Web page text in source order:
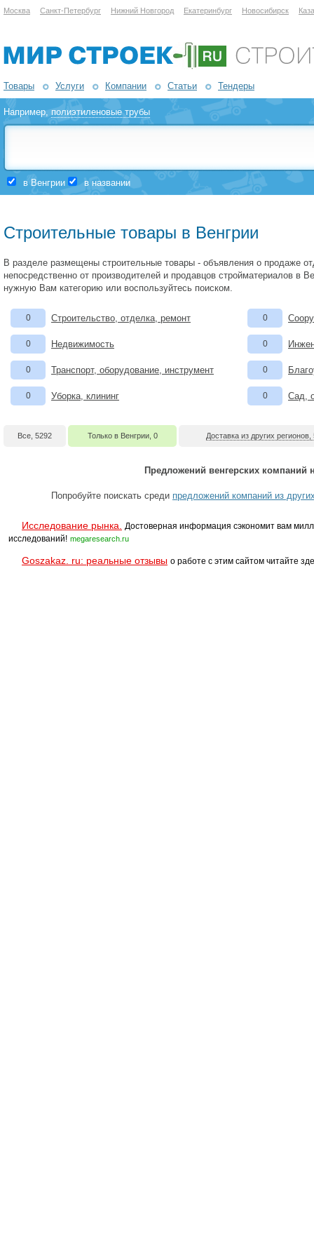
Москва Санкт-Петербург Нижний Новгород Екатеринбург Новосибирск
Товары Услуги Компании Статьи Тендеры
Например,полиэтиленовые трубы
в Венгрии в названии
Строительные товары в Венгрии
В разделе размещены строительные товары - объявления о продаже
непосредственно от производителей и продавцов стройматериалов в
нужную Вам категорию или воспользуйтесь поиском.
0 Строительство, отделка, ремонт
0 Недвижимость
0 Транспорт, оборудование, инструмент
0 Уборка, клининг
0
0
0
0 Сад,
Все, 5292 Только в Венгрии, 0 Доставка из других регионов,
Предложений венгерских компаний
Попробуйте поискать среди предложений компаний из
Исследование рынка.
Достоверная информация сэкономит вам
исследований! megaresearch.ru
Goszakaz. ru: реальные отзывы о работе с этим сайтом читайте